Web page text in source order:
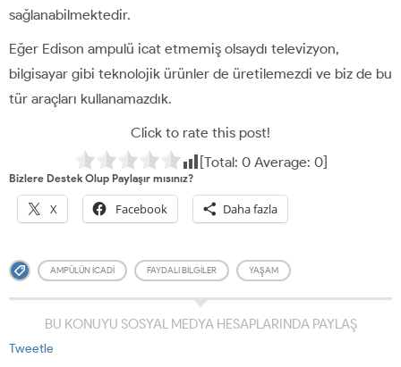
sağlanabilmektedir.
Eğer Edison ampulü icat etmemiş olsaydı televizyon,
bilgisayar gibi teknolojik ürünler de üretilemezdi ve biz de bu
tür araçları kullanamazdık.
Click to rate this post!
[Total: 0Average: 0]
Bizlere Destek Olup Paylaşır mısınız?
X Facebook Daha fazla
AMPÜLÜN ICADI FAYDALI BILGILER YAŞAM
BU KONUYU SOSYAL MEDYA HESAPLARINDA PAYLAŞ
Tweetle